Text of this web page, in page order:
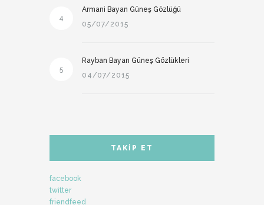
4
Armani Bayan Güneş Gözlüğü
05/07/2015
5
Rayban Bayan Güneş Gözlükleri
04/07/2015
TAKIP ET
facebook
twitter
friendfeed